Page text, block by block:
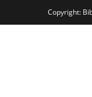
Copyright: